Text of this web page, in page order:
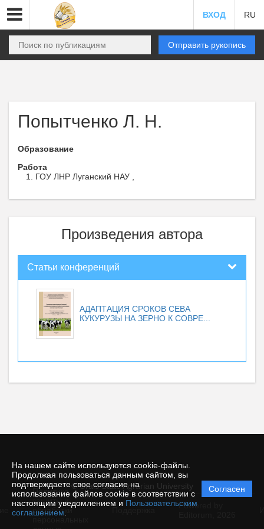
На нашем сайте используются cookie-файлы.
Продолжая пользоваться данным сайтом, вы
подтверждаете свое согласие на
использование файлов cookie в соответствии с
настоящим уведомлением и Пользовательским
соглашением
Согласен
ВХОД RU
Отправить рукопись
Попытченко Л. Н.
Образование
Работа
ГОУ ЛНР Луганский НАУ ,
Произведения автора
Статьи конференций
АДАПТАЦИЯ СРОКОВ СЕВА
КУКУРУЗЫ НА ЗЕРНО К СОВРЕ...
© Urals State Agrarian University
Политика
защиты и
обработки
Powered by